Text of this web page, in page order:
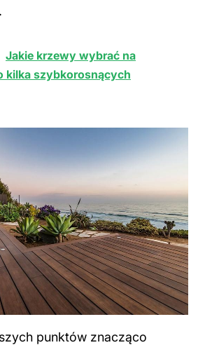
Jakie krzewy wybrać na
kilka szybkorosnących
punktów znacząco